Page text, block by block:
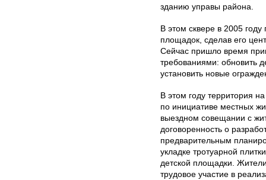
зданию управы района.
В этом сквере в 2005
площадок, сделав его
Сейчас пришло время
требованиями: обновить
установить новые
В этом году территория
по инициативе местных
выездном совещании с
договоренность о
предварительным
укладке тротуарной
детской площадки.
трудовое участие в